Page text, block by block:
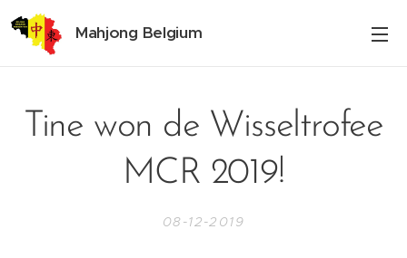
Mahjong Belgium
Tine won de Wisseltrofee
MCR 2019!
08-12-2019